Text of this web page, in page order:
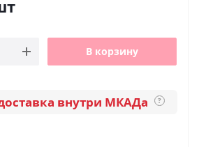
В корзину
внутри МКАДа ?